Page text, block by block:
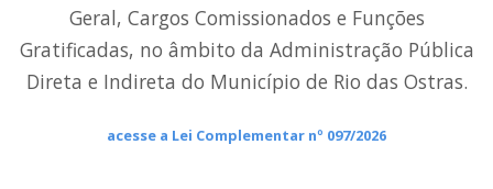
Geral, Cargos Comissionados e Funções
Gratificadas, no âmbito da Administração Pública
Direta e Indireta do Município de Rio das Ostras.
acesse a Lei Complementar nº 097/2026